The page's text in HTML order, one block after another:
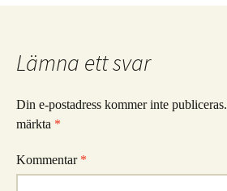
Lämna ett svar
Din e-postadress kommer inte publiceras.
märkta *
Kommentar *